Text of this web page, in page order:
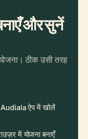
बनाएँ और सुनें
ठीक उसी तरह
Audiala ऐप में खोलें
में योजना बनाएँ